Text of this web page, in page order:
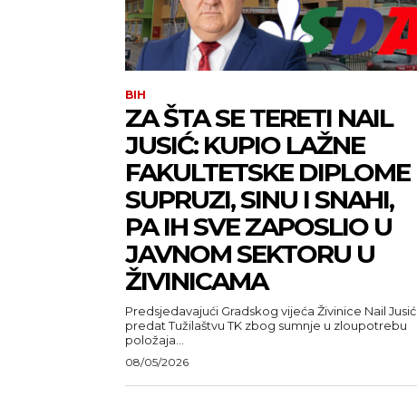
BIH
ZA ŠTA SE TERETI NAIL
JUSIĆ: KUPIO LAŽNE
FAKULTETSKE DIPLOME
SUPRUZI, SINU I SNAHI,
PA IH SVE ZAPOSLIO U
JAVNOM SEKTORU U
ŽIVINICAMA
Predsjedavajući Gradskog vijeća Živinice Nail Jusić
predat Tužilaštvu TK zbog sumnje u zloupotrebu
položaja...
08/05/2026